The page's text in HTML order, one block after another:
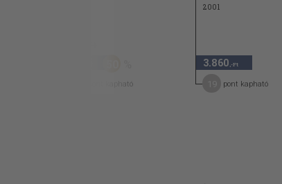
pont kapható
2001
3.860 ,-Ft
pont kapható